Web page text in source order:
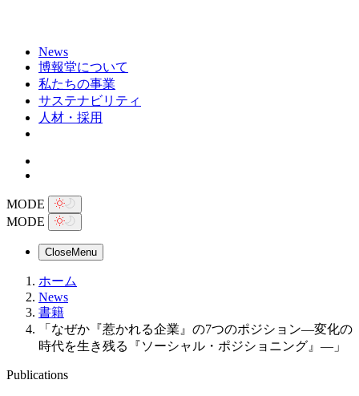
News
博報堂について
私たちの事業
サステナビリティ
人材・採用
MODE
MODE
CloseMenu
ホーム
News
書籍
「なぜか『惹かれる企業』の7つのポジション―変化の
時代を生き残る『ソーシャル・ポジショニング』―」
Publications